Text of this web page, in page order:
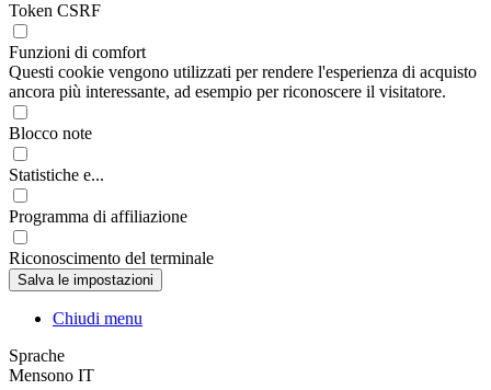
Token CSRF
Funzioni di comfort
Questi cookie vengono utilizzati per rendere l'esperienza di acquisto
ancora più interessante, ad esempio per riconoscere il visitatore.
Blocco note
Statistiche e...
Programma di affiliazione
Riconoscimento del terminale
Chiudi menu
Sprache
Mensono IT